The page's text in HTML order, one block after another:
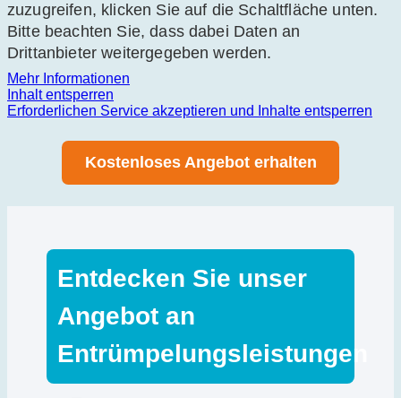
zuzugreifen, klicken Sie auf die Schaltfläche unten.
Bitte beachten Sie, dass dabei Daten an
Drittanbieter weitergegeben werden.
Mehr Informationen
Inhalt entsperren
Erforderlichen Service akzeptieren und Inhalte entsperren
Kostenloses Angebot erhalten
Entdecken Sie unser
Angebot an
Entrümpelungsleistungen